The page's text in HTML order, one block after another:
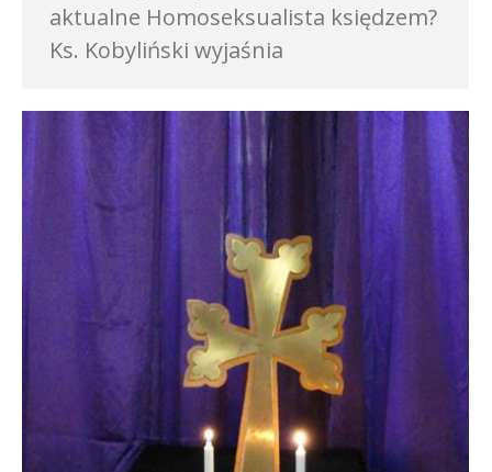
aktualne Homoseksualista księdzem?
Ks. Kobyliński wyjaśnia